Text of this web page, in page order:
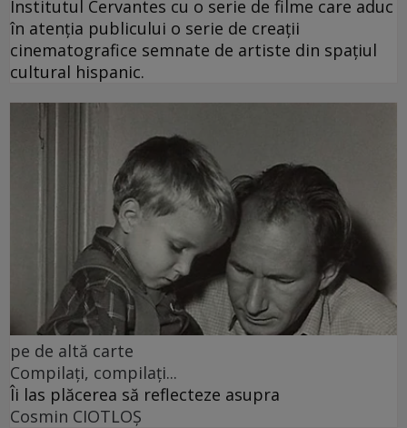
Institutul Cervantes cu o serie de filme care aduc
în atenția publicului o serie de creații
cinematografice semnate de artiste din spațiul
cultural hispanic.
pe de altă carte
Compilați, compilați...
Îi las plăcerea să reflecteze asupra
Cosmin CIOTLOŞ